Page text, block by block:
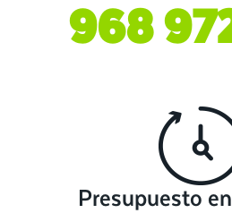
968
Presupuesto